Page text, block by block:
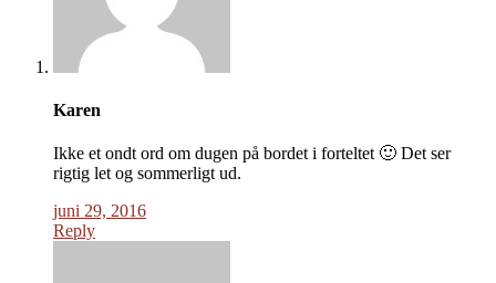
Karen
Ikke et ondt ord om dugen på bordet i forteltet 🙂 Det ser
rigtig let og sommerligt ud.
juni 29, 2016
Reply